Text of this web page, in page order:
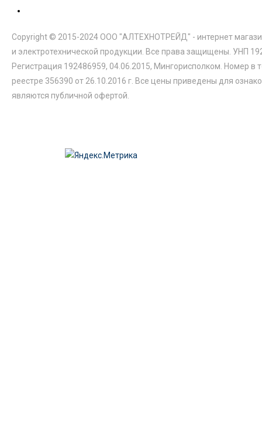
Copyright © 2015-2024 ООО "АЛТЕХНОТРЕЙД" - интернет
и электротехнической продукции. Все права защищены. УНП
Регистрация 192486959, 04.06.2015, Мингорисполком. Номер в
реестре 356390 от 26.10.2016 г. Все цены приведены для
являются публичной офертой.